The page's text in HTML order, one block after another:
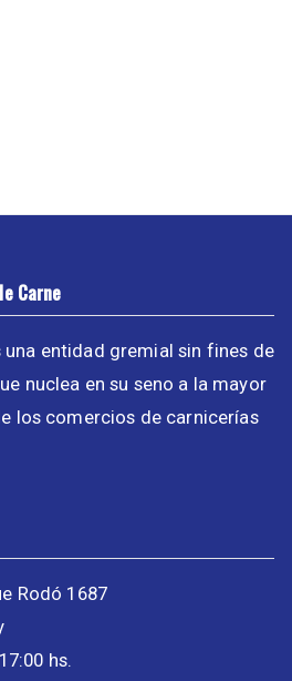
Carne
una entidad gremial sin fines de
nuclea en su seno a la mayor
los comercios de carnicerías
Rodó 1687
hs.